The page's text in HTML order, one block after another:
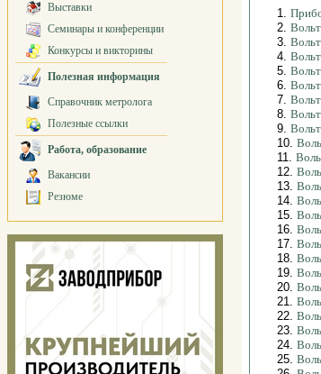
Выставки
Семинары и конференции
Конкурсы и викторины
Полезная информация
Справочник метролога
Полезные ссылки
Работа, образование
Вакансии
Резюме
1.
2.
3.
4.
5.
6.
7.
8.
9.
10.
11.
12.
13.
14.
15.
16.
17.
18.
19.
20.
21.
22.
23.
24.
25.